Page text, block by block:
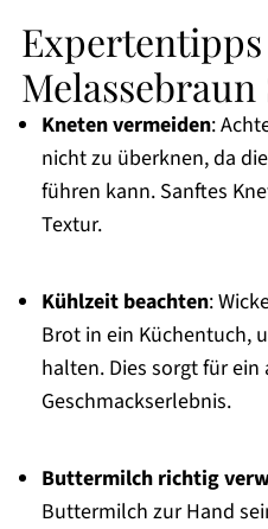
Kneten vermeiden:
nicht zu überknen, da
führen kann. Sanftes
Textur.
Kühlzeit beachten:
Brot in ein Küchentuch,
halten. Dies sorgt für ein
Geschmackserlebnis.
Buttermilch richtig
Buttermilch zur Hand